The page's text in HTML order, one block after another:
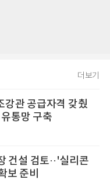
더보기
강관 공급자격 갖췄
통망 구축
건설 검토··'실리콘
보 준비